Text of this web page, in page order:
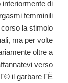
di
femminili
la stimolo
ma per volte
oltre a
verso
il garbare ГЁ